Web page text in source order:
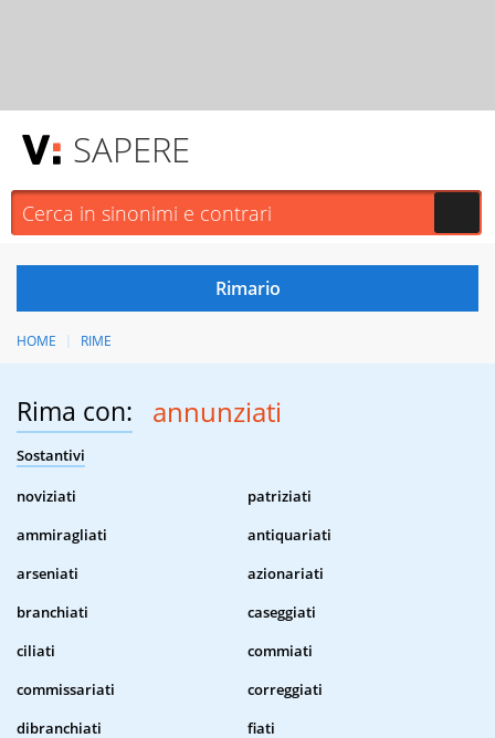
SAPERE
HOME RIME
Rima con: annunziati
Sostantivi
noviziati
patriziati
ammiragliati
antiquariati
arseniati
azionariati
branchiati
caseggiati
ciliati
commiati
commissariati
correggiati
dibranchiati
fiati